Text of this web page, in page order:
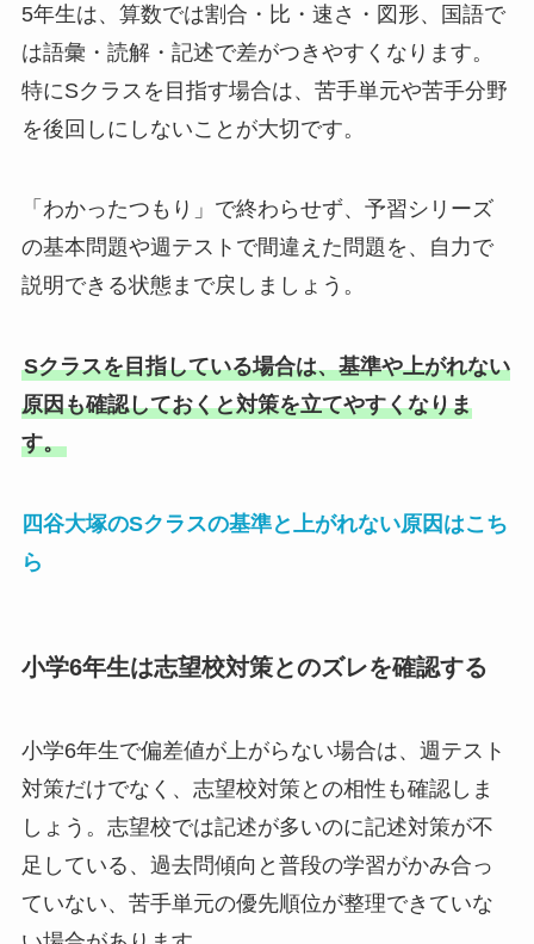
5年生は、算数では割合・比・速さ・図形、国語で
は語彙・読解・記述で差がつきやすくなります。
特にSクラスを目指す場合は、苦手単元や苦手分野
を後回しにしないことが大切です。
「わかったつもり」で終わらせず、予習シリーズ
の基本問題や週テストで間違えた問題を、自力で
説明できる状態まで戻しましょう。
Sクラスを目指している場合は、基準や上がれない
原因も確認しておくと対策を立てやすくなりま
す。
四谷大塚のSクラスの基準と上がれない原因はこち
ら
小学6年生は志望校対策とのズレを確認する
小学6年生で偏差値が上がらない場合は、週テスト
対策だけでなく、志望校対策との相性も確認しま
しょう。志望校では記述が多いのに記述対策が不
足している、過去問傾向と普段の学習がかみ合っ
ていない、苦手単元の優先順位が整理できていな